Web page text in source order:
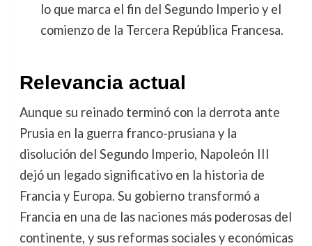
lo que marca el fin del Segundo Imperio y el
comienzo de la Tercera República Francesa.
Relevancia actual
Aunque su reinado terminó con la derrota ante
Prusia en la guerra franco-prusiana y la
disolución del Segundo Imperio, Napoleón III
dejó un legado significativo en la historia de
Francia y Europa. Su gobierno transformó a
Francia en una de las naciones más poderosas del
continente, y sus reformas sociales y económicas